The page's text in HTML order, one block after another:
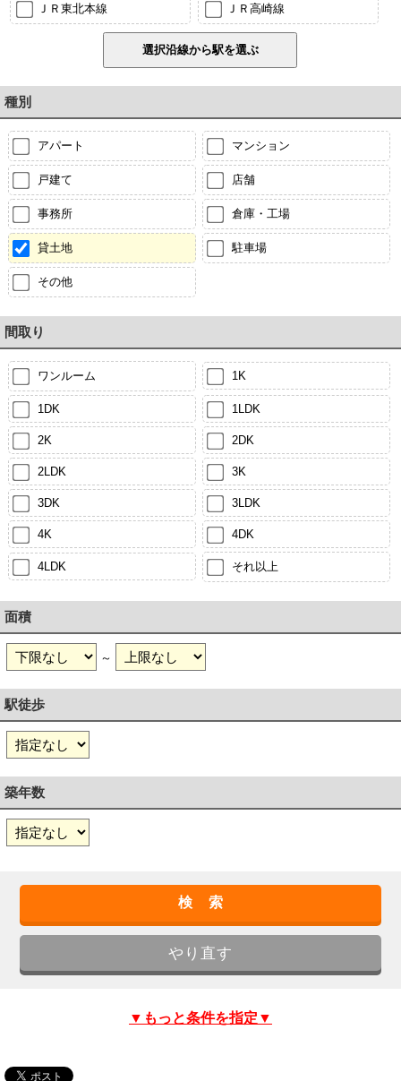
ＪＲ東北本線 ＪＲ高崎線
種別
アパート マンション
戸建て 店舗
事務所 倉庫・工場
貸土地 駐車場
その他
間取り
ワンルーム 1K
1DK 1LDK
2K 2DK
2LDK 3K
3DK 3LDK
4K 4DK
4LDK それ以上
面積
～
駅徒歩
築年数
▼もっと条件を指定▼